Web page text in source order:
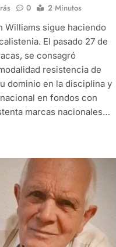
0
2 Minutos
Williams sigue haciendo
El pasado 27 de
se consagró
resistencia de
dominio en la disciplina y
en fondos con
marcas nacionales…